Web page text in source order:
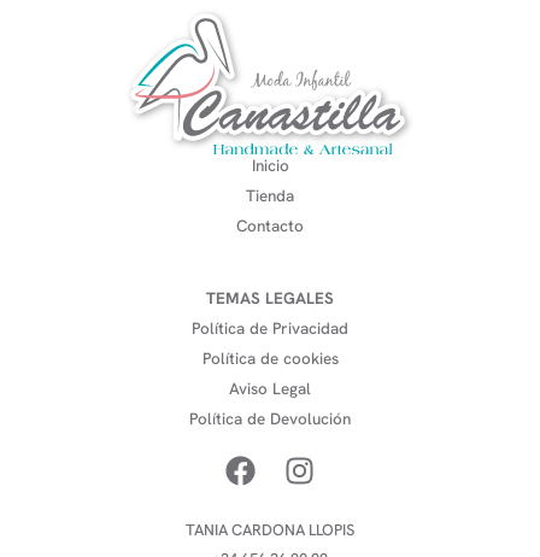
Inicio
Tienda
Contacto
TEMAS LEGALES
Política de Privacidad
Política de cookies
Aviso Legal
Política de Devolución
TANIA CARDONA LLOPIS